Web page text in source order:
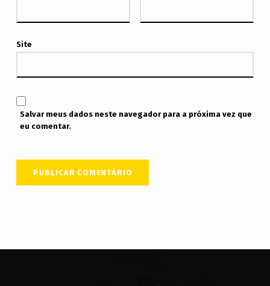
Site
Salvar meus dados neste navegador para a próxima vez que
eu comentar.